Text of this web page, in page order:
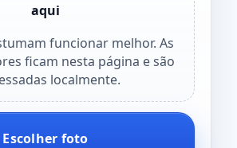
aqui
funcionar melhor. As
ficam nesta página e são
localmente.
Escolher foto